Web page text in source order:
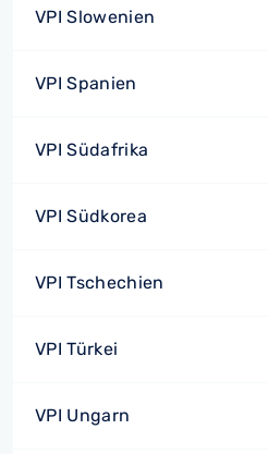
VPI Slowenien
VPI Spanien
VPI Südafrika
VPI Südkorea
VPI Tschechien
VPI Türkei
VPI Ungarn